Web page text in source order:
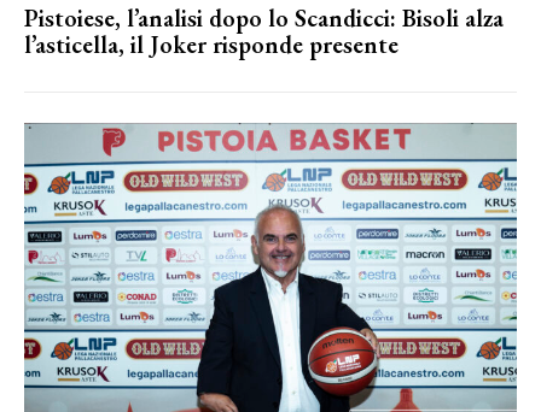
Pistoiese, l’analisi dopo lo Scandicci: Bisoli alza
l’asticella, il Joker risponde presente